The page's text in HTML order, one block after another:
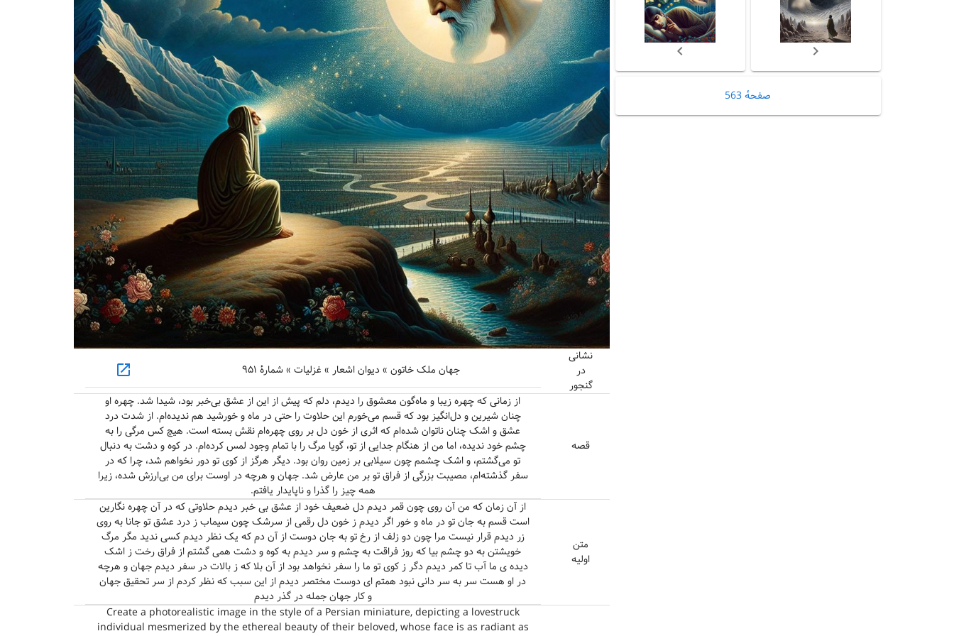
صفحهٔ 563
نشانی
در
گنجور
جهان ملک خاتون » دیوان اشعار » غزلیات » شمارهٔ ۹۵۱ open_in_new
قصه
از زمانی که چهره زیبا و ماه‌گون معشوق را دیدم، دلم که پیش از این از عشق بی‌خبر بود، شیدا شد. چهره او
چنان شیرین و دل‌انگیز بود که قسم می‌خورم این حلاوت را حتی در ماه و خورشید هم ندیده‌ام. از شدت درد
عشق و اشک چنان ناتوان شده‌ام که اثری از خون دل بر روی چهره‌ام نقش بسته است. هیچ کس مرگی را به
چشم خود ندیده، اما من از هنگام جدایی از تو، گویا مرگ را با تمام وجود لمس کرده‌ام. در کوه و دشت به دنبال
تو می‌گشتم، و اشک چشمم چون سیلابی بر زمین روان بود. دیگر هرگز از کوی تو دور نخواهم شد، چرا که در
سفر گذشته‌ام، مصیبت بزرگی از فراق تو بر من عارض شد. جهان و هرچه در اوست برای من بی‌ارزش شده، زیرا
همه چیز را گذرا و ناپایدار یافتم.
متن
اولیه
از آن زمان که من آن روی چون قمر دیدم دل ضعیف خود از عشق بی خبر دیدم حلاوتی که در آن چهره نگارین
است قسم به جان تو در ماه و خور اگر دیدم ز خون دل رقمی از سرشک چون سیماب ز درد عشق تو جانا به روی
زر دیدم قرار نیست مرا چون دو زلف از رخ تو به جان دوست از آن دم که یک نظر دیدم کسی ندید مگر مرگ
خویشتن به دو چشم بیا که روز فراقت به چشم و سر دیدم به کوه و دشت همی گشتم از فراق رخت ز اشک
دیده ی ما آب تا کمر دیدم دگر ز کوی تو ما را سفر نخواهد بود از آن بلا که ز بالات در سفر دیدم جهان و هرچه
در او هست سر به سر دانی نبود همتم ای دوست مختصر دیدم از این سبب که نظر کردم از سر تحقیق جهان
و کار جهان جمله در گذر دیدم
Create a photorealistic image in the style of a Persian miniature, depicting a lovestruck
individual mesmerized by the ethereal beauty of their beloved, whose face is as radiant as